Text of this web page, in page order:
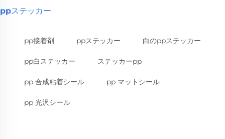
ppステッカー
pp接着剤 ppステッカー 白のppステッカー
pp白ステッカー ステッカーpp
pp 合成粘着シール pp マットシール
pp 光沢シール